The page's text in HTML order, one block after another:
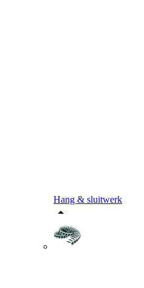
Hang & sluitwerk